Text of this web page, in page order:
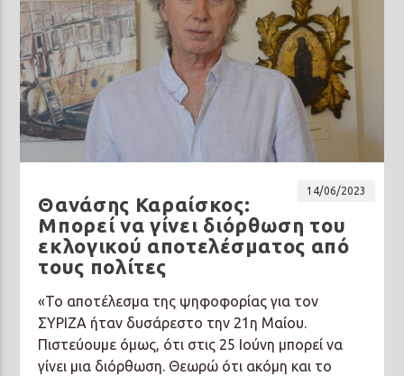
14/06/2023
Θανάσης Καραίσκος:
Μπορεί να γίνει διόρθωση του
εκλογικού αποτελέσματος από
τους πολίτες
«Το αποτέλεσμα της ψηφοφορίας για τον
ΣΥΡΙΖΑ ήταν δυσάρεστο την 21η Μαίου.
Πιστεύουμε όμως, ότι στις 25 Ιούνη μπορεί να
γίνει μια διόρθωση. Θεωρώ ότι ακόμη και το